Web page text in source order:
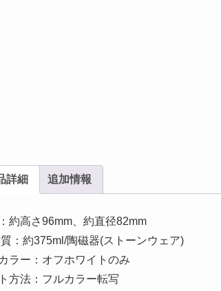
詳細 追加情報
約高さ96mm、約直径82mm
：約375ml/陶磁器(ストーンウェア)
ラー：オフホワイトのみ
方法：フルカラー転写